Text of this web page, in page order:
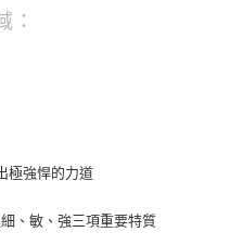
：
極強悍的力道
、敏、強三項重要特質